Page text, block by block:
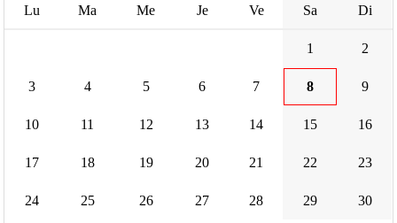
Lu Ma Me Je Ve Sa Di
1 2
3 4 5 6 7 8 9
10 11 12 13 14 15 16
17 18 19 20 21 22 23
24 25 26 27 28 29 30